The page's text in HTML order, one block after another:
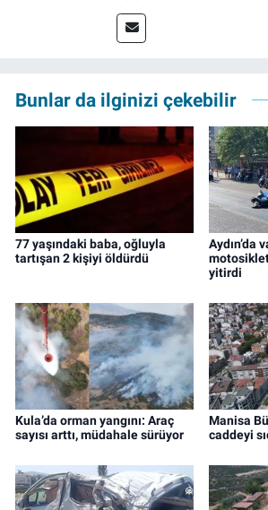
deneyimin dışında
ve TELE1 TV Ankara
Bunlar da ilginizi çekebilir
77 yaşındaki baba, oğluyla
tartışan 2 kişiyi öldürdü
Aydın’da
motosiklet
yitirdi
Kula’da orman yangını: Araç
sayısı arttı, müdahale sürüyor
Manisa
caddeyi